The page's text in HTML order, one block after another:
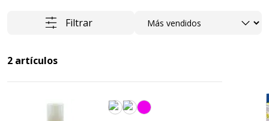
Filtrar Ordenar
2 artículos
Amarilla